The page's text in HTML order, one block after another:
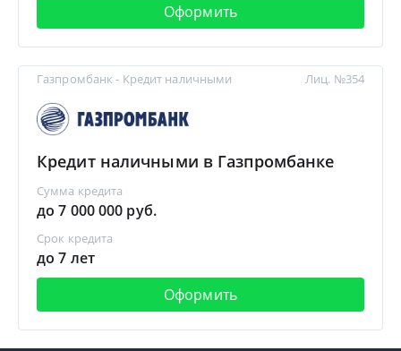
Оформить
Газпромбанк - Кредит наличными
Кредит наличными в Газпромбанке
Сумма кредита
до 7 000 000 руб.
Срок кредита
до 7 лет
Оформить
Лиц. №354